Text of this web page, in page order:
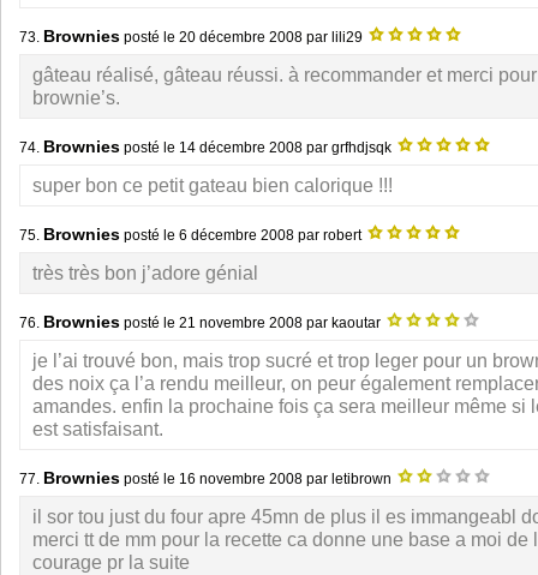
73. Brownies posté le 20 décembre 2008 par lili29
gâteau réalisé, gâteau réussi. à recommander et merci
brownie’s.
74. Brownies posté le 14 décembre 2008 par grfhdjsqk
super bon ce petit gateau bien calorique !!!
75. Brownies posté le 6 décembre 2008 par robert
très très bon j’adore génial
76. Brownies posté le 21 novembre 2008 par kaoutar
je l’ai trouvé bon, mais trop sucré et trop leger pour un
des noix ça l’a rendu meilleur, on peur également
amandes. enfin la prochaine fois ça sera meilleur même si
est satisfaisant.
77. Brownies posté le 16 novembre 2008 par letibrown
il sor tou just du four apre 45mn de plus il es immangeabl
merci tt de mm pour la recette ca donne une base a moi de
courage pr la suite